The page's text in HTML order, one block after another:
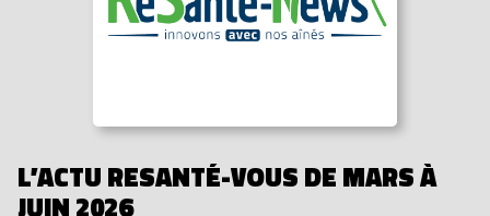
L’ACTU RESANTÉ-VOUS DE MARS À
JUIN 2026